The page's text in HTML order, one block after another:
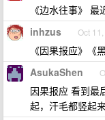
《边水往事》
inhzus Oct
《因果报应》《
AsukaShen
因果报应 看到最
起，汗毛都竖起